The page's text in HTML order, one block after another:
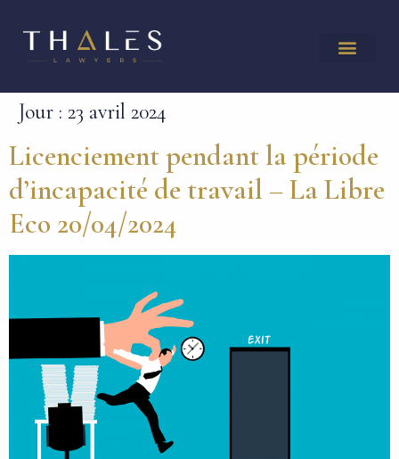
Jour : 23 avril 2024
Licenciement pendant la période
d’incapacité de travail – La Libre
Eco 20/04/2024